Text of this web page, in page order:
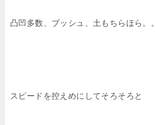
凸凹多数、ブッシュ、土もちらほら。。
スピードを控えめにしてそろそろと